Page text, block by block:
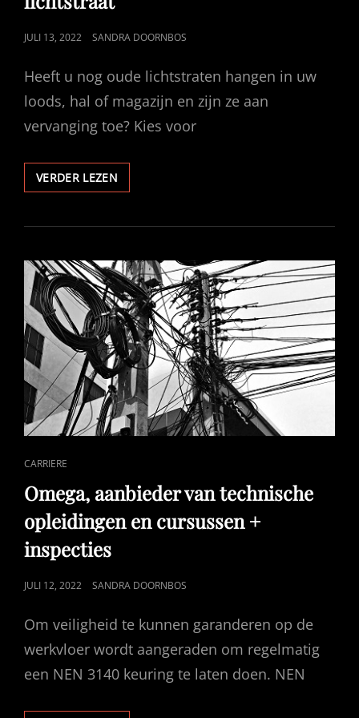
GEPUBLICEERD
JULI 13, 2022 SANDRA DOORNBOS
Heeft u nog oude lichtstraten hangen in uw
loods, hal of magazijn en zijn ze aan
vervanging toe? Kies voor
VERDER LEZEN
VOOR
VERNIEUWENDE
CAT
LINKS
CARRIERE
Omega, aanbieder van technische
opleidingen en cursussen +
inspecties
GEPUBLICEERD
JULI 12, 2022 SANDRA DOORNBOS
Om veiligheid te kunnen garanderen op de
werkvloer wordt aangeraden om regelmatig
een NEN 3140 keuring te laten doen. NEN